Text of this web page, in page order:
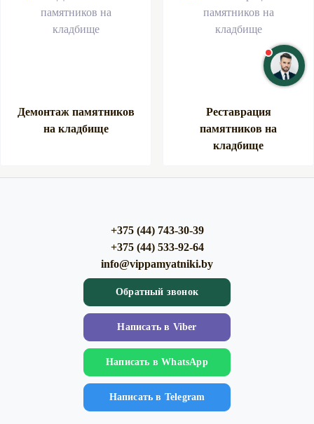
Демонтаж памятников
на кладбище
Реставрация
памятников на
кладбище
+375 (44) 743-30-39
+375 (44) 533-92-64
info@vippamyatniki.by
Обратный звонок
Напиcать в Viber
Напиcать в WhatsApp
Напиcать в Telegram